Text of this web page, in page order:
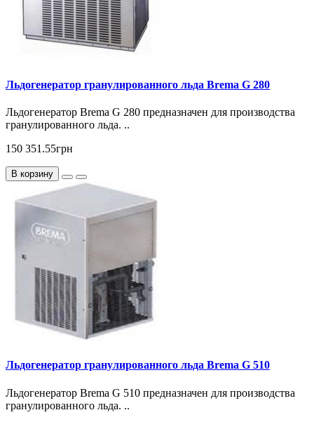
Льдогенератор гранулированного льда Brema G 280
Льдогенератор Brema G 280 предназначен для производства
гранулированного льда. ..
150 351.55грн
В корзину
Льдогенератор гранулированного льда Brema G 510
Льдогенератор Brema G 510 предназначен для производства
гранулированного льда. ..